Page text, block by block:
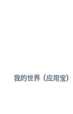
我的世界 (应用宝)